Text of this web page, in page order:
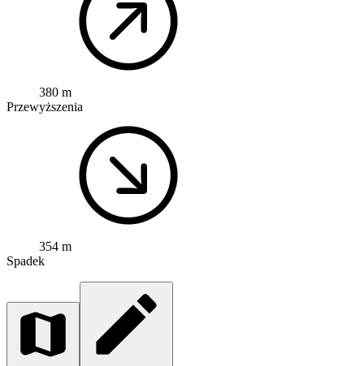
380 m
Przewyższenia
354 m
Spadek